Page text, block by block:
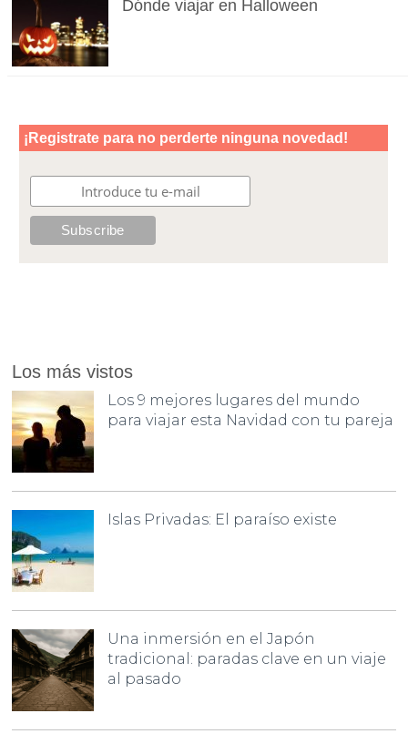
Dónde viajar en Halloween
Los más vistos
Los 9 mejores lugares del mundo
para viajar esta Navidad con tu pareja
Islas Privadas: El paraíso existe
Una inmersión en el Japón
tradicional: paradas clave en un viaje
al pasado